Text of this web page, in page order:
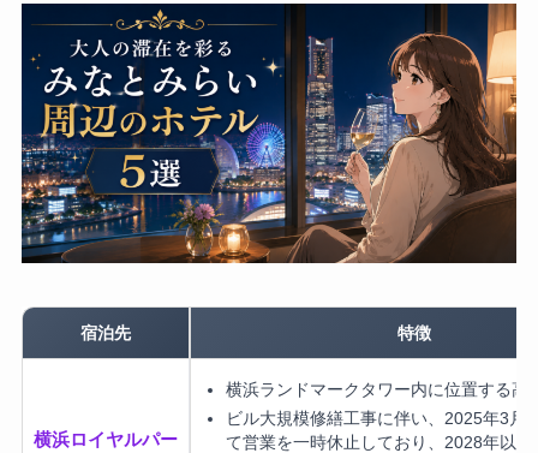
宿泊先 特徴
横浜ロイヤルパー
横浜ランドマークタワー内に位置する高
ビル大規模修繕工事に伴い、2025年3月
て営業を一時休止しており、2028年以